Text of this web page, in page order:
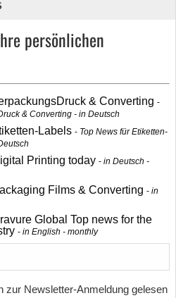
persönlichen
& Converting
& Converting - in Deutsch
Labels
Top News für Etiketten-
Printing today
in Deutsch -
Films & Converting
in
Global Top news for the
in English - monthly
zur Newsletter-Anmeldung gelesen